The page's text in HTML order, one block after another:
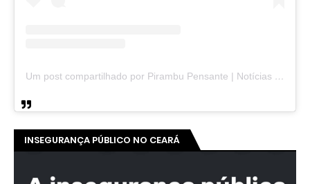
Um post compartilhado por Pirambu Pensante | Notícias & Entretenimento (@pirambupensante)
INSEGURANÇA PÚBLICO NO CEARÁ